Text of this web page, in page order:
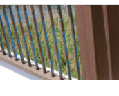
コ
ン
テ
ン